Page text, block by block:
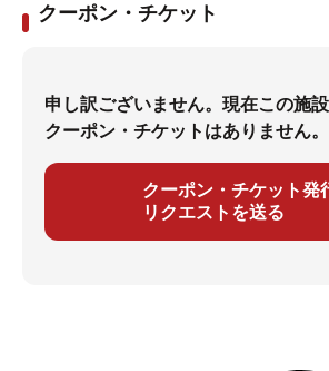
クーポン・チケット
申し訳ございません。現在この施
クーポン・チケットはありません。
クーポン・チケット発
リクエストを送る